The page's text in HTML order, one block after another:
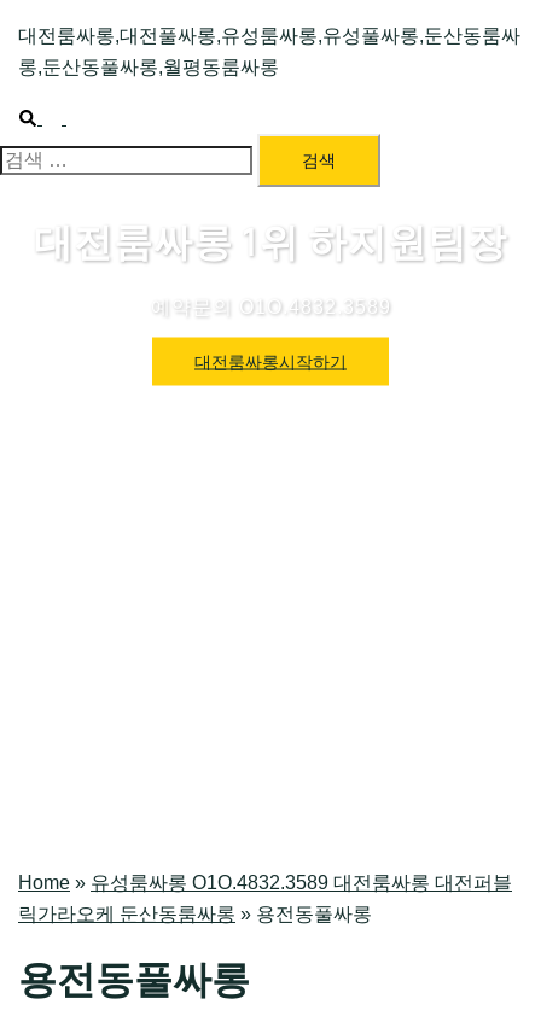
대전룸싸롱,대전풀싸롱,유성룸싸롱,유성풀싸롱,둔산동룸싸
롱,둔산동풀싸롱,월평동룸싸롱
Search
menu
검
대전룸싸롱 1위 하지원팀장
예약문의 O1O.4832.3589
대전룸싸롱시작하기
Home » 유성룸싸롱 O1O.4832.3589 대전룸싸롱 대전퍼블
릭가라오케 둔산동룸싸롱 » 용전동풀싸롱
용전동풀싸롱